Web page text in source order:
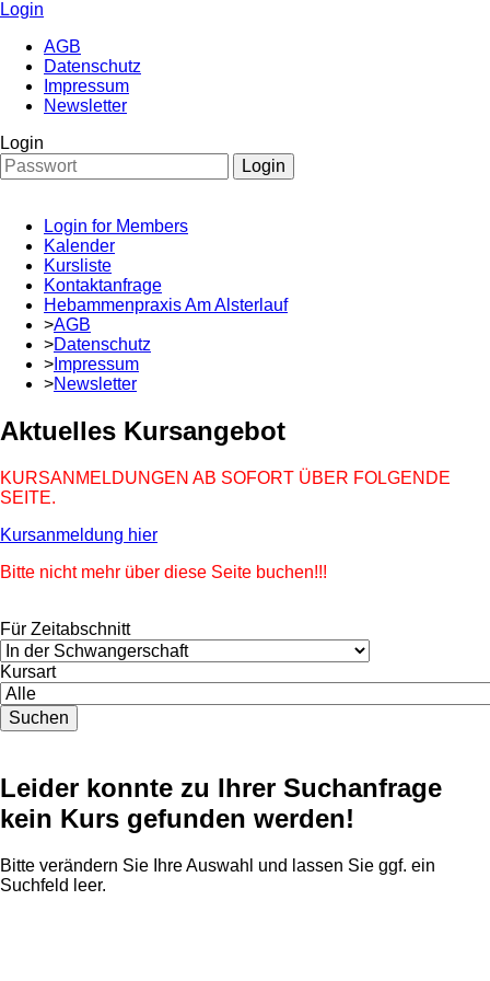
Login
AGB
Datenschutz
Impressum
Newsletter
Login
Login
Login for Members
Kalender
Kursliste
Kontaktanfrage
Hebammenpraxis Am Alsterlauf
>AGB
>Datenschutz
> Impressum
>Newsletter
Aktuelles Kursangebot
KURSANMELDUNGEN AB SOFORT ÜBER FOLGENDE
SEITE.
Kursanmeldung hier
Bitte nicht mehr über diese Seite buchen!!!
Für Zeitabschnitt
Kursart
Suchen
Leider konnte zu Ihrer Suchanfrage
kein Kurs gefunden werden!
Bitte verändern Sie Ihre Auswahl und lassen Sie ggf. ein
Suchfeld leer.